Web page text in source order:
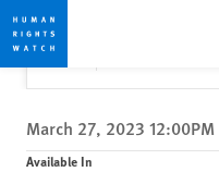
Skip
to
cookie
privacy
notice
Skip
to
main
content
Would you like to
Yes
✕
March 27, 2023 12:00PM
Available In